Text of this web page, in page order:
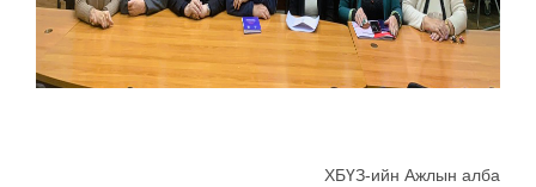
ХБҮЗ-ийн Ажлын алба